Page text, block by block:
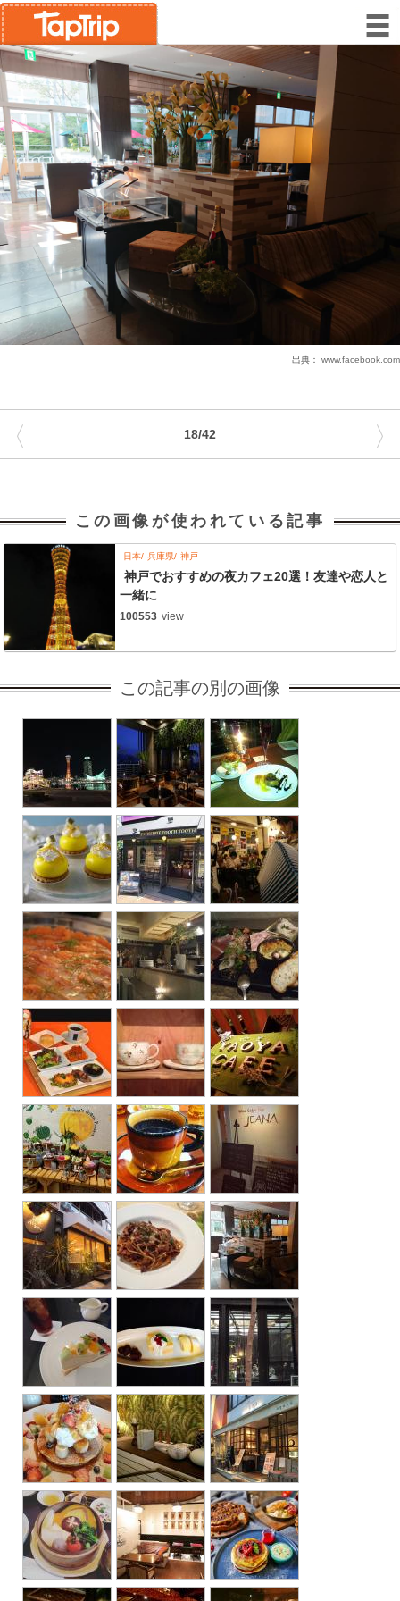
出典： www.facebook.com
18/42
〈 〉
この画像が使われている記事
日本 兵庫県 神戸
神戸でおすすめの夜カフェ20選！友達や恋人と
一緒に
100553 view
この記事の別の画像